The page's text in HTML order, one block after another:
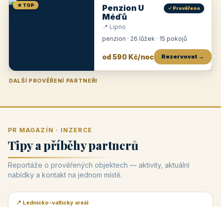
★ TOP
Penzion U
Méďů
✓ Prověřeno
📍 Lipno
penzion · 26 lůžek · 15 pokojů
od 590 Kč/noc Rezervovat →
DALŠÍ PROVĚŘENÍ PARTNEŘI
Penzion U Zámku Pension Faber
PR MAGAZÍN · INZERCE
Tipy a příběhy partnerů
Reportáže o prověřených objektech — aktivity, aktuální
nabídky a kontakt na jednom místě.
📰 PR článek
📍 Lednicko-valtický areál